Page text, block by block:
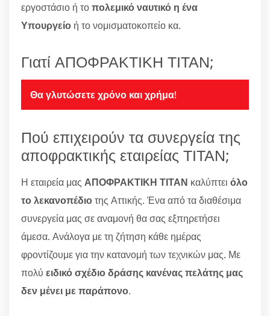
εργοστάσιο ή τοπολεμικό ναυτικό η ένα
Υπουργείο ή το νομισματοκοπείο κα.
Γιατί ΑΠΟΦΡΑΚΤΙΚΗ ΤΙΤΑΝ;
Θα γλυτώσετε χρόνο και χρήμα!
Πού επιχειρούν τα συνεργεία της
αποφρακτικής εταιρείας ΤΙΤΑΝ;
Η εταιρεία μας ΑΠΟΦΡΑΚΤΙΚΗ ΤΙΤΑΝ καλύπτει όλο
το λεκανοπέδιοτης Αττικής. Ένα από τα διαθέσιμα
συνεργεία μας σε αναμονή θα σας εξπηρετήσει
άμεσα. Ανάλογα με τη ζήτηση κάθε ημέρας
φροντίζουμε για την κατανομή των τεχνικών μας. Με
πολύ ειδικό σχέδιο δράσης κανένας πελάτης μας
δεν μένει με παράπονο.